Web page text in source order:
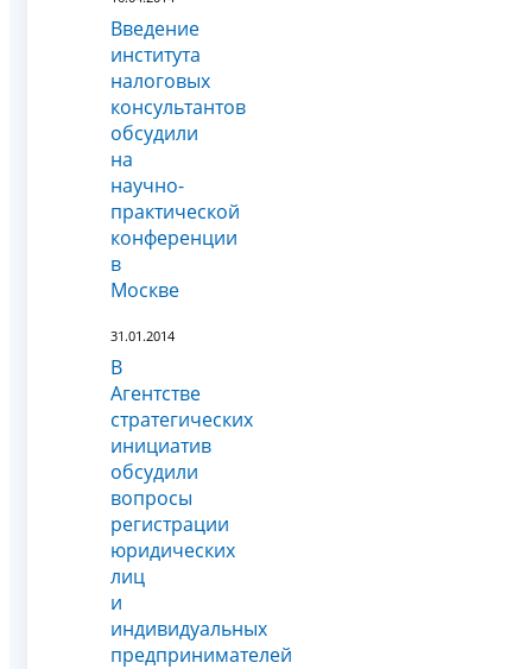
Введение
института
налоговых
консультантов
обсудили
на
научно-
практической
конференции
в
Москве
31.01.2014
В
Агентстве
стратегических
инициатив
обсудили
вопросы
регистрации
юридических
лиц
и
индивидуальных
предпринимателей